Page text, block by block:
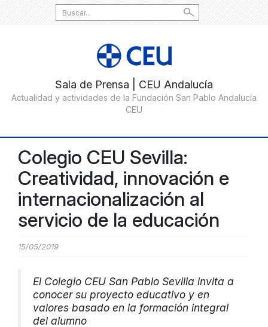
Search
for:
Colegio CEU Sevilla:
Creatividad, innovación e
internacionalización al
servicio de la educación
15/05/2019
El Colegio CEU San Pablo Sevilla invita a
conocer su proyecto educativo y en
valores basado en la formación integral
del alumno